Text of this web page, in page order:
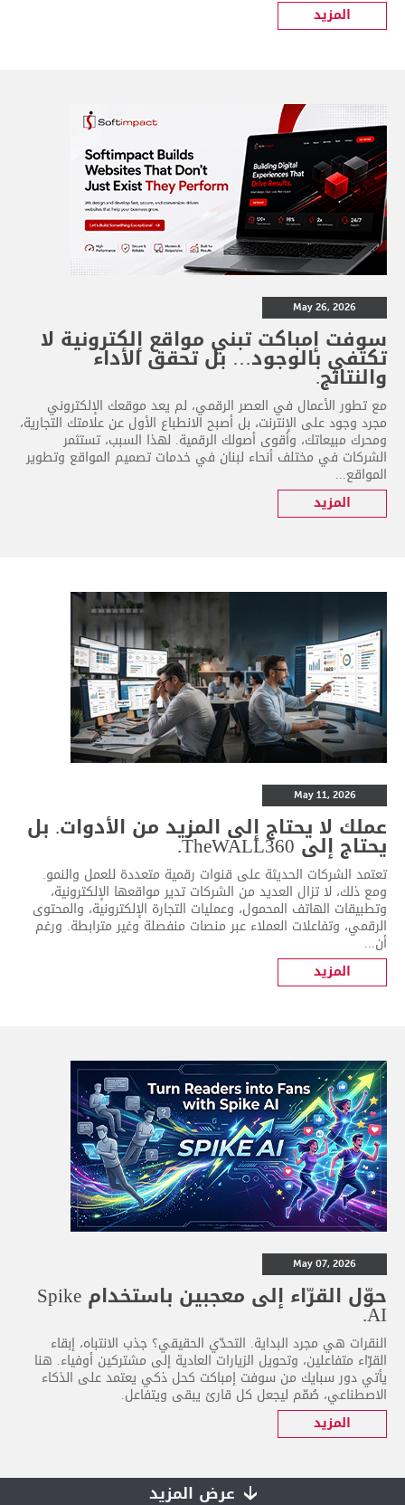
المزيد
May 26, 2026
سوفت إمباكت تبني مواقع إلكترونية لا
تكتفي بالوجود… بل تحقق الأداء
والنتائج.
مع تطور الأعمال في العصر الرقمي، لم يعد موقعك الإلكتروني
مجرد وجود على الإنترنت، بل أصبح الانطباع الأول عن علامتك التجارية،
ومحرك مبيعاتك، وأقوى أصولك الرقمية. لهذا السبب، تستثمر
الشركات في مختلف أنحاء لبنان في خدمات تصميم المواقع وتطوير
المواقع...
المزيد
May 11, 2026
عملك لا يحتاج إلى المزيد من الأدوات. بل
يحتاج إلى TheWALL360.
تعتمد الشركات الحديثة على قنوات رقمية متعددة للعمل والنمو.
ومع ذلك، لا تزال العديد من الشركات تدير مواقعها الإلكترونية،
وتطبيقات الهاتف المحمول، وعمليات التجارة الإلكترونية، والمحتوى
الرقمي، وتفاعلات العملاء عبر منصات منفصلة وغير مترابطة. ورغم
أن...
المزيد
May 07, 2026
حوّل القرّاء إلى معجبين باستخدام Spike
AI.
النقرات هي مجرد البداية. التحدّي الحقيقي؟ جذب الانتباه، إبقاء
القرّاء متفاعلين، وتحويل الزيارات العادية إلى مشتركين أوفياء. هنا
يأتي دور سبايك من سوفت إمباكت كحل ذكي يعتمد على الذكاء
الاصطناعي، صُمّم ليجعل كل قارئ يبقى ويتفاعل.
المزيد
عرض المزيد